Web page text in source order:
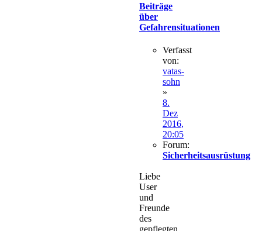
Beiträge
über
Gefahrensituationen
Verfasst
von:
vatas-
sohn
»
8.
Dez
2016,
20:05
Forum:
Sicherheitsausrüstung
Liebe
User
und
Freunde
des
gepflegten